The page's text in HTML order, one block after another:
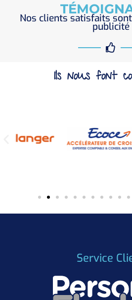
Nos clients satisfaits
publicité
Ils nous font
Service